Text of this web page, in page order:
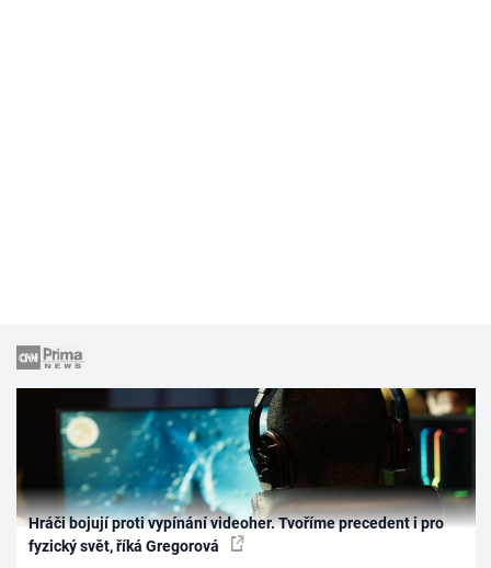
Hráči bojují proti vypínání videoher. Tvoříme precedent i pro
fyzický svět, říká Gregorová